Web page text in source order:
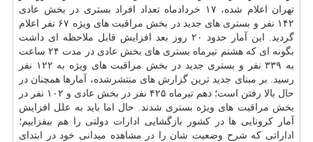
تهران اعلام شده، ۱۷ خردادماه تعداد افراد بستری در بخش عادی
۱۴۲ نفر و بستری های جدید در بخش مراقبت های ویژه ۶۷ نفر اعلام
گردید. این آمار حدود ۲۰ روز بعد افزایش قابل ملاحظه ای داشت
بگونه ای که هشتم تیرماه بستری های بخش عادی در مدت ۲۴ ساعت
به ۳۳۹ نفر و بستری جدید در بخش مراقبت های ویژه به ۱۲۲ نفر
رسید. بر مبنای جدید ترین گزارش های منتشرشده، آمارها همچنان در
حال بالا رفتن است؛ دهم تیرماه ۴۲۵ نفر در بخش عادی و ۱۰۲ نفر در
بخش مراقبت های ویژه بستری شدند. حال اما باید به علل افزایش
آمار کرونایی ها در کشور بازگشایی ادارات دولتی را هم بیفزاییم؛
اداراتی که شرح وضعیت شان را در مشاهده میدانی خود در ابتدای